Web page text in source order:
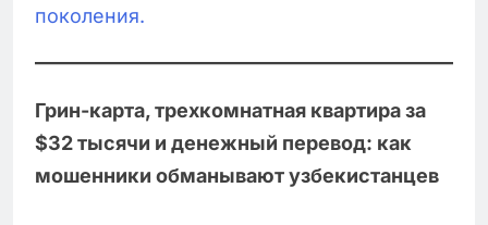
поколения.
Грин-карта, трехкомнатная квартира за
$32 тысячи и денежный перевод: как
мошенники обманывают узбекистанцев